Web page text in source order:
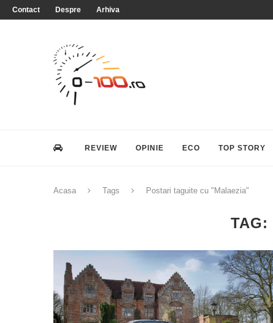
Contact Despre Arhiva
REVIEW OPINIE ECO TOP STORY
Acasa Tags Postari taguite cu "Malaezia"
TAG: